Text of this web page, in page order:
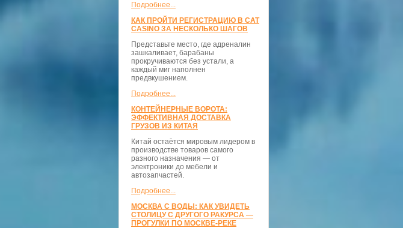
Подробнее...
КАК ПРОЙТИ РЕГИСТРАЦИЮ В CAT
CASINO ЗА НЕСКОЛЬКО ШАГОВ
Представьте место, где адреналин
зашкаливает, барабаны
прокручиваются без устали, а
каждый миг наполнен
предвкушением.
Подробнее...
КОНТЕЙНЕРНЫЕ ВОРОТА:
ЭФФЕКТИВНАЯ ДОСТАВКА
ГРУЗОВ ИЗ КИТАЯ
Китай остаётся мировым лидером в
производстве товаров самого
разного назначения — от
электроники до мебели и
автозапчастей.
Подробнее...
МОСКВА С ВОДЫ: КАК УВИДЕТЬ
СТОЛИЦУ С ДРУГОГО РАКУРСА —
ПРОГУЛКИ ПО МОСКВЕ-РЕКЕ